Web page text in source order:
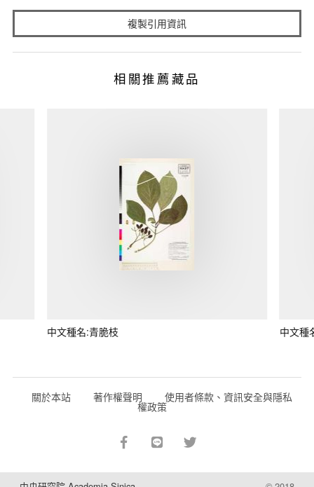
複製引用資訊
相關推薦藏品
中文種名:青脆枝 中文種
關於本站 著作權聲明 使用者條款、資訊安全與隱私
權政策